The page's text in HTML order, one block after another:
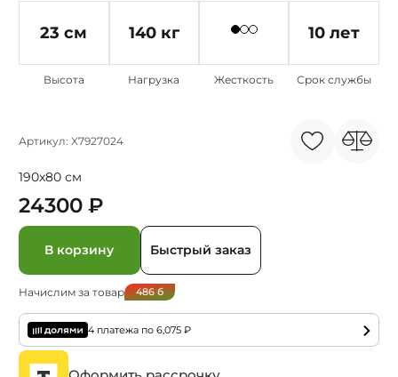
23 см
Высота
140 кг
Нагрузка Жесткость
10 лет
Срок службы
Артикул: X7927024
190x80 см
24300 ₽
В корзину Быстрый заказ
Начислим за товар 486б
4 платежа по6,075 ₽